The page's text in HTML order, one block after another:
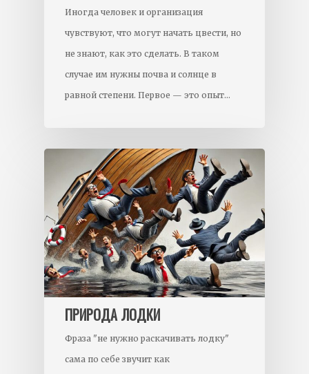
Иногда человек и организация
чувствуют, что могут начать цвести, но
не знают, как это сделать. В таком
случае им нужны почва и солнце в
равной степени. Первое — это опыт…
ПРИРОДА ЛОДКИ
Фраза "не нужно раскачивать лодку"
сама по себе звучит как